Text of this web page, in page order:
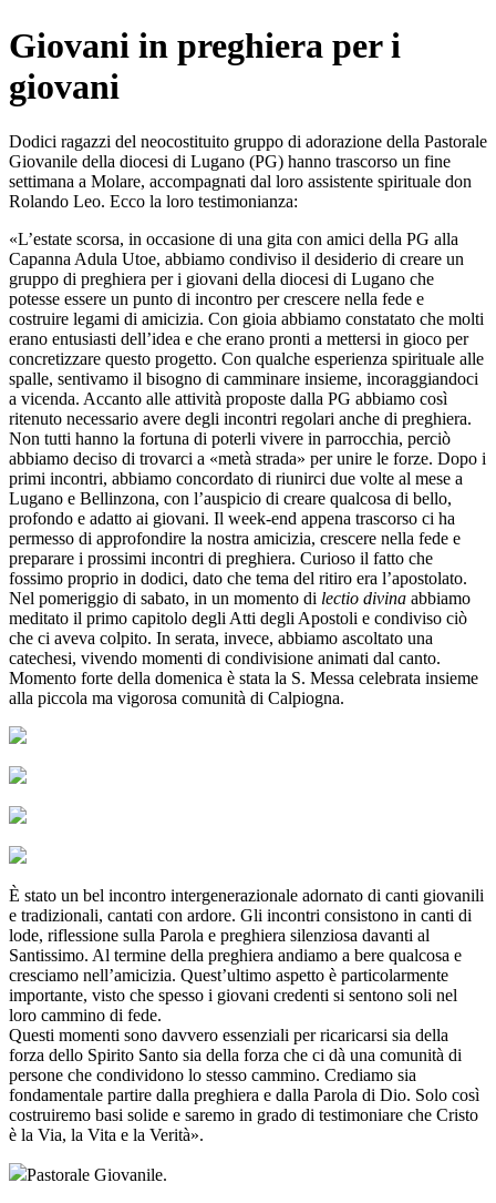
Giovani in preghiera per i
giovani
Dodici ragazzi del neocostituito gruppo di adorazione della Pastorale
Giovanile della diocesi di Lugano (PG) hanno trascorso un fine
settimana a Molare, accompagnati dal loro assistente spirituale don
Rolando Leo. Ecco la loro testimonianza:
«L’estate scorsa, in occasione di una gita con amici della PG alla
Capanna Adula Utoe, abbiamo condiviso il desiderio di creare un
gruppo di preghiera per i giovani della diocesi di Lugano che
potesse essere un punto di incontro per crescere nella fede e
costruire legami di amicizia. Con gioia abbiamo constatato che molti
erano entusiasti dell’idea e che erano pronti a mettersi in gioco per
concretizzare questo progetto. Con qualche esperienza spirituale alle
spalle, sentivamo il bisogno di camminare insieme, incoraggiandoci
a vicenda. Accanto alle attività proposte dalla PG abbiamo così
ritenuto necessario avere degli incontri regolari anche di preghiera.
Non tutti hanno la fortuna di poterli vivere in parrocchia, perciò
abbiamo deciso di trovarci a «metà strada» per unire le forze. Dopo i
primi incontri, abbiamo concordato di riunirci due volte al mese a
Lugano e Bellinzona, con l’auspicio di creare qualcosa di bello,
profondo e adatto ai giovani. Il week-end appena trascorso ci ha
permesso di approfondire la nostra amicizia, crescere nella fede e
preparare i prossimi incontri di preghiera. Curioso il fatto che
fossimo proprio in dodici, dato che tema del ritiro era l’apostolato.
Nel pomeriggio di sabato, in un momento di lectio divina abbiamo
meditato il primo capitolo degli Atti degli Apostoli e condiviso ciò
che ci aveva colpito. In serata, invece, abbiamo ascoltato una
catechesi, vivendo momenti di condivisione animati dal canto.
Momento forte della domenica è stata la S. Messa celebrata insieme
alla piccola ma vigorosa comunità di Calpiogna.
È stato un bel incontro intergenerazionale adornato di canti giovanili
e tradizionali, cantati con ardore. Gli incontri consistono in canti di
lode, riflessione sulla Parola e preghiera silenziosa davanti al
Santissimo. Al termine della preghiera andiamo a bere qualcosa e
cresciamo nell’amicizia. Quest’ultimo aspetto è particolarmente
importante, visto che spesso i giovani credenti si sentono soli nel
loro cammino di fede.
Questi momenti sono davvero essenziali per ricaricarsi sia della
forza dello Spirito Santo sia della forza che ci dà una comunità di
persone che condividono lo stesso cammino. Crediamo sia
fondamentale partire dalla preghiera e dalla Parola di Dio. Solo così
costruiremo basi solide e saremo in grado di testimoniare che Cristo
è la Via, la Vita e la Verità».
Pastorale Giovanile.